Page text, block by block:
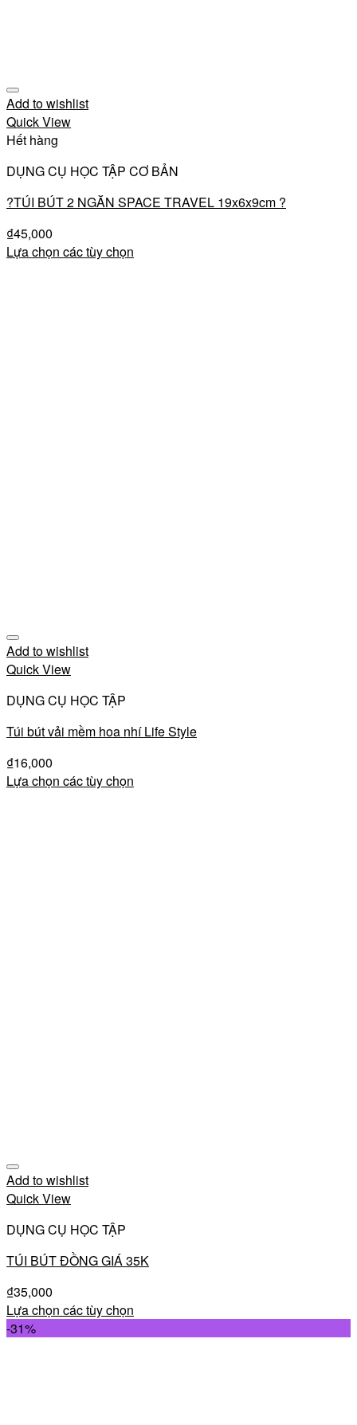
Add to wishlist
Quick View
Hết hàng
DỤNG CỤ HỌC TẬP CƠ BẢN
?TÚI BÚT 2 NGĂN SPACE TRAVEL 19x6x9cm ?
₫45,000
Lựa chọn các tùy chọn
Add to wishlist
Quick View
DỤNG CỤ HỌC TẬP
Túi bút vải mềm hoa nhí Life Style
₫16,000
Lựa chọn các tùy chọn
Add to wishlist
Quick View
DỤNG CỤ HỌC TẬP
TÚI BÚT ĐỒNG GIÁ 35K
₫35,000
Lựa chọn các tùy chọn
-31%